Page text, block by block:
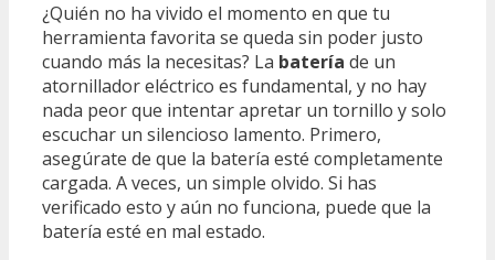
¿Quién no ha vivido el momento en que tu
herramienta favorita se queda sin poder justo
cuando más la necesitas? La batería de un
atornillador eléctrico es fundamental, y no hay
nada peor que intentar apretar un tornillo y solo
escuchar un silencioso lamento. Primero,
asegúrate de que la batería esté completamente
cargada. A veces, un simple olvido. Si has
verificado esto y aún no funciona, puede que la
batería esté en mal estado.